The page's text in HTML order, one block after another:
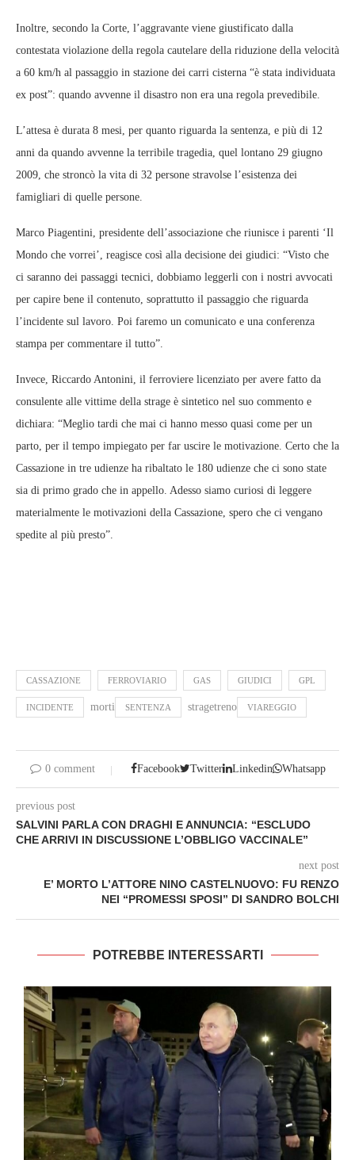
Inoltre, secondo la Corte, l’aggravante viene giustificato dalla
contestata violazione della regola cautelare della riduzione della velocità
a 60 km/h al passaggio in stazione dei carri cisterna “è stata individuata
ex post”: quando avvenne il disastro non era una regola prevedibile.
L’attesa è durata 8 mesi, per quanto riguarda la sentenza, e più di 12
anni da quando avvenne la terribile tragedia, quel lontano 29 giugno
2009, che stroncò la vita di 32 persone stravolse l’esistenza dei
famigliari di quelle persone.
Marco Piagentini, presidente dell’associazione che riunisce i parenti ‘Il
Mondo che vorrei’, reagisce così alla decisione dei giudici: “Visto che
ci saranno dei passaggi tecnici, dobbiamo leggerli con i nostri avvocati
per capire bene il contenuto, soprattutto il passaggio che riguarda
l’incidente sul lavoro. Poi faremo un comunicato e una conferenza
stampa per commentare il tutto”.
Invece, Riccardo Antonini, il ferroviere licenziato per avere fatto da
consulente alle vittime della strage è sintetico nel suo commento e
dichiara: “Meglio tardi che mai ci hanno messo quasi come per un
parto, per il tempo impiegato per far uscire le motivazione. Certo che la
Cassazione in tre udienze ha ribaltato le 180 udienze che ci sono state
sia di primo grado che in appello. Adesso siamo curiosi di leggere
materialmente le motivazioni della Cassazione, spero che ci vengano
spedite al più presto”.
CASSAZIONE FERROVIARIO GAS GIUDICI GPL
INCIDENTE morti SENTENZA stragetreno VIAREGGIO
0 comment Facebook Twitter Linkedin Whatsapp
previous post
SALVINI PARLA CON DRAGHI E ANNUNCIA: “ESCLUDO
CHE ARRIVI IN DISCUSSIONE L’OBBLIGO VACCINALE”
next post
E’ MORTO L’ATTORE NINO CASTELNUOVO: FU RENZO
NEI “PROMESSI SPOSI” DI SANDRO BOLCHI
POTREBBE INTERESSARTI